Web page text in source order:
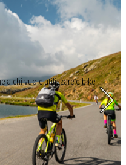
a chi vuole utilizzare e-bike